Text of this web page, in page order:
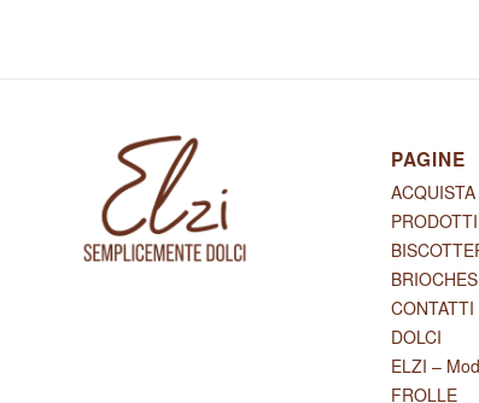
PAGINE
PRODOTTI
BRIOCHES
CONTATTI
DOLCI
ELZI –
FROLLE